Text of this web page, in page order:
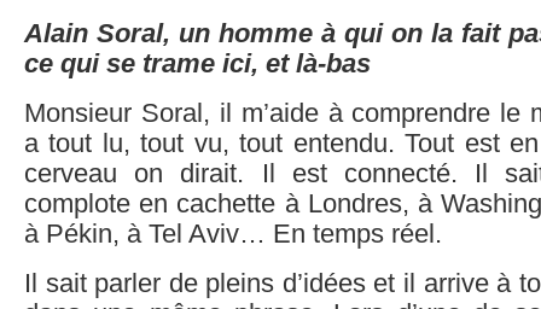
Alain Soral, un homme à qui on la fait
ce qui se trame ici, et là-bas
Monsieur Soral, il m’aide à comprendre le
a tout lu, tout vu, tout entendu. Tout est
cerveau on dirait. Il est connecté. Il
complote en cachette à Londres, à
à Pékin, à Tel Aviv… En temps réel.
Il sait parler de pleins d’idées et il arrive à